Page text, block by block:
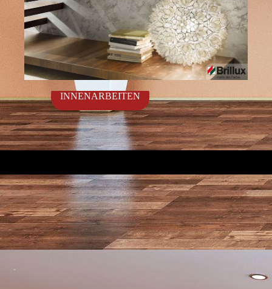
INNENARBEITEN
.